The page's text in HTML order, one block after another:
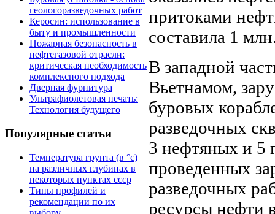
геологоразведочных работ
Керосин: использование в
быту и промышленности
Пожарная безопасность в
нефтегазовой отрасли:
критическая необходимость
комплексного подхода
Дверная фурнитура
Ультрафиолетовая печать:
Технология будущего
Популярные статьи
Температура грунта (в °с)
на различных глубинах в
некоторых пунктах ссср
Типы профилей и
рекомендации по их
притоками
составила 1
В западной
Вьетна­мом,
буровых
разведочных
3 нефтяных и 5
проведенных
разведочных
ресурсы нефти